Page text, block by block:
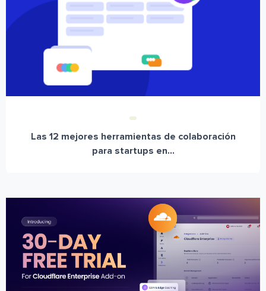
Las 12 mejores herramientas de colaboración
para startups en...